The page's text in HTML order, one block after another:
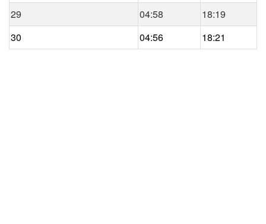
29
04:58
18:19
30
04:56 18:21